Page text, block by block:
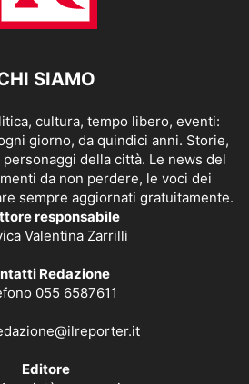
SIAMO
cultura, tempo libero, eventi:
giorno, da quindici anni. Storie,
della città. Le news del
da non perdere, le voci dei
sempre aggiornati gratuitamente.
responsabile
Valentina Zarrilli
Redazione
055 6587611
Editore